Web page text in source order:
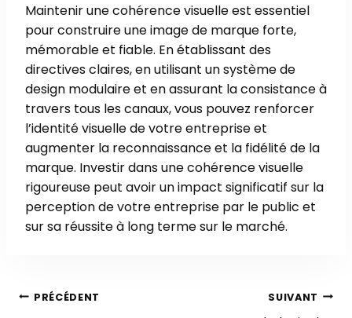
Maintenir une cohérence visuelle est essentiel
pour construire une image de marque forte,
mémorable et fiable. En établissant des
directives claires, en utilisant un système de
design modulaire et en assurant la consistance à
travers tous les canaux, vous pouvez renforcer
l’identité visuelle de votre entreprise et
augmenter la reconnaissance et la fidélité de la
marque. Investir dans une cohérence visuelle
rigoureuse peut avoir un impact significatif sur la
perception de votre entreprise par le public et
sur sa réussite à long terme sur le marché.
Navigation
PRÉCÉDENT SUIVANT